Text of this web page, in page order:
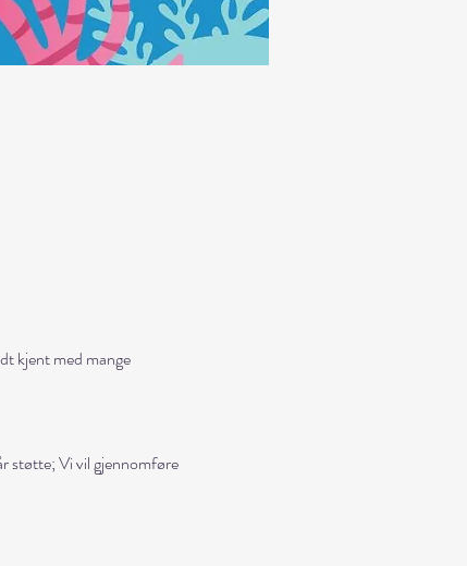
kjent med mange
støtte; Vi vil gjennomføre